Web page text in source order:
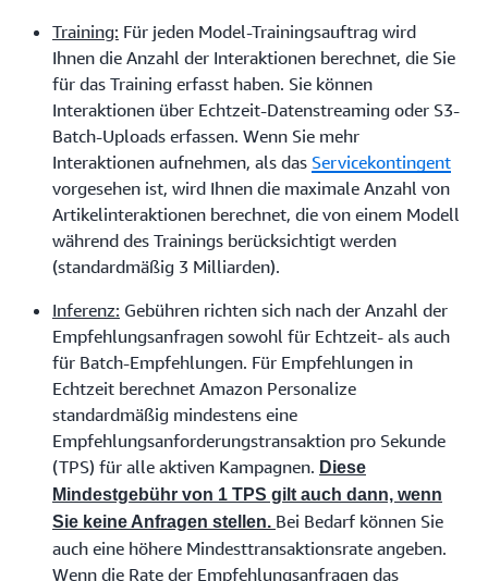
Training: Für jeden Model-Trainingsauftrag wird
Ihnen die Anzahl der Interaktionen berechnet, die Sie
für das Training erfasst haben. Sie können
Interaktionen über Echtzeit-Datenstreaming oder S3-
Batch-Uploads erfassen. Wenn Sie mehr
Interaktionen aufnehmen, als das Servicekontingent
vorgesehen ist, wird Ihnen die maximale Anzahl von
Artikelinteraktionen berechnet, die von einem Modell
während des Trainings berücksichtigt werden
(standardmäßig 3 Milliarden).
Inferenz: Gebühren richten sich nach der Anzahl der
Empfehlungsanfragen sowohl für Echtzeit- als auch
für Batch-Empfehlungen. Für Empfehlungen in
Echtzeit berechnet Amazon Personalize
standardmäßig mindestens eine
Empfehlungsanforderungstransaktion pro Sekunde
(TPS) für alle aktiven Kampagnen. Diese
Mindestgebühr von 1 TPS gilt auch dann, wenn
Sie keine Anfragen stellen. Bei Bedarf können Sie
auch eine höhere Mindesttransaktionsrate angeben.
Wenn die Rate der Empfehlungsanfragen das